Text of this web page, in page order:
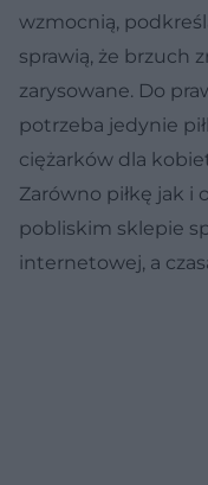
wzmocnią,
sprawią, że brzuch
zarysowane. Do
potrzeba jedynie
ciężarków dla
Zarówno piłkę jak i
pobliskim sklepie
internetowej, a